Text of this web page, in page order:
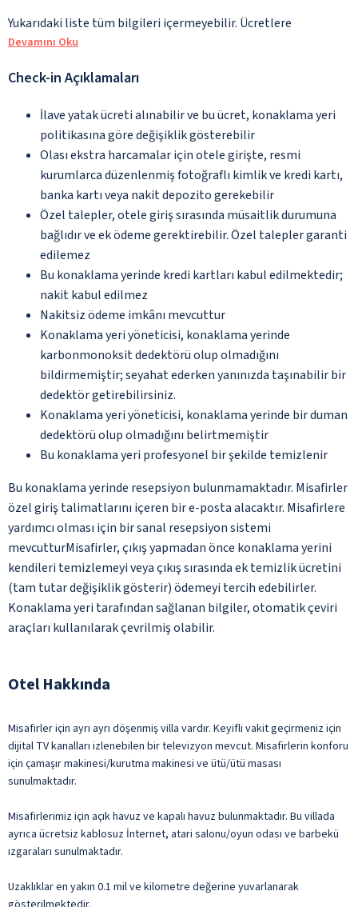
Yukarıdaki liste tüm bilgileri içermeyebilir. Ücretlere
Devamını Oku
Check-in Açıklamaları
İlave yatak ücreti alınabilir ve bu ücret, konaklama yeri
politikasına göre değişiklik gösterebilir
Olası ekstra harcamalar için otele girişte, resmi
kurumlarca düzenlenmiş fotoğraflı kimlik ve kredi kartı,
banka kartı veya nakit depozito gerekebilir
Özel talepler, otele giriş sırasında müsaitlik durumuna
bağlıdır ve ek ödeme gerektirebilir. Özel talepler garanti
edilemez
Bu konaklama yerinde kredi kartları kabul edilmektedir;
nakit kabul edilmez
Nakitsiz ödeme imkânı mevcuttur
Konaklama yeri yöneticisi, konaklama yerinde
karbonmonoksit dedektörü olup olmadığını
bildirmemiştir; seyahat ederken yanınızda taşınabilir bir
dedektör getirebilirsiniz.
Konaklama yeri yöneticisi, konaklama yerinde bir duman
dedektörü olup olmadığını belirtmemiştir
Bu konaklama yeri profesyonel bir şekilde temizlenir
Bu konaklama yerinde resepsiyon bulunmamaktadır. Misafirler
özel giriş talimatlarını içeren bir e-posta alacaktır. Misafirlere
yardımcı olması için bir sanal resepsiyon sistemi
mevcutturMisafirler, çıkış yapmadan önce konaklama yerini
kendileri temizlemeyi veya çıkış sırasında ek temizlik ücretini
(tam tutar değişiklik gösterir) ödemeyi tercih edebilirler.
Konaklama yeri tarafından sağlanan bilgiler, otomatik çeviri
araçları kullanılarak çevrilmiş olabilir.
Otel Hakkında
Misafirler için ayrı ayrı döşenmiş villa vardır. Keyifli vakit geçirmeniz için
dijital TV kanalları izlenebilen bir televizyon mevcut. Misafirlerin konforu
için çamaşır makinesi/kurutma makinesi ve ütü/ütü masası
sunulmaktadır.
Misafirlerimiz için açık havuz ve kapalı havuz bulunmaktadır. Bu villada
ayrıca ücretsiz kablosuz İnternet, atari salonu/oyun odası ve barbekü
ızgaraları sunulmaktadır.
Uzaklıklar en yakın 0.1 mil ve kilometre değerine yuvarlanarak